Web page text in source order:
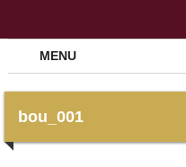
MENU
bou_001